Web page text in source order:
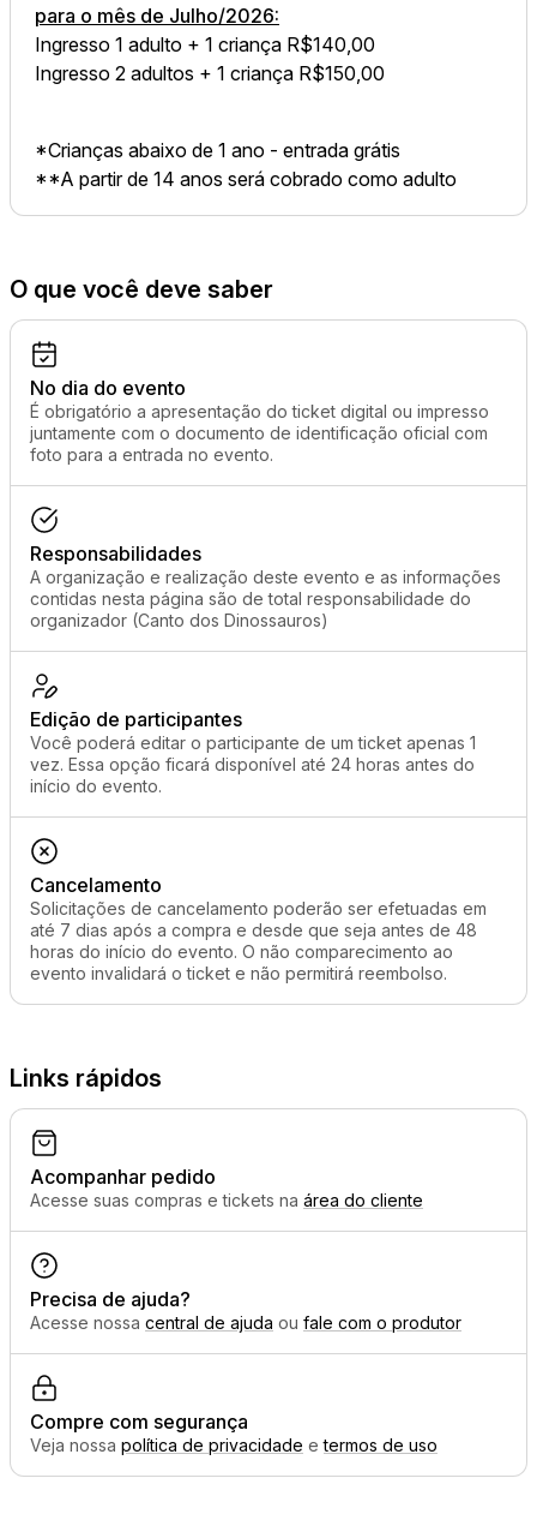
para o mês de Julho/2026:
Ingresso 1 adulto + 1 criança R$140,00
Ingresso 2 adultos + 1 criança R$150,00
*Crianças abaixo de 1 ano - entrada grátis
**A partir de 14 anos será cobrado como adulto
O que você deve saber
No dia do evento
É obrigatório a apresentação do ticket digital ou impresso
juntamente com o documento de identificação oficial com
foto para a entrada no evento.
Responsabilidades
A organização e realização deste evento e as informações
contidas nesta página são de total responsabilidade do
organizador (Canto dos Dinossauros)
Edição de participantes
Você poderá editar o participante de um ticket apenas 1
vez. Essa opção ficará disponível até 24 horas antes do
início do evento.
Cancelamento
Solicitações de cancelamento poderão ser efetuadas em
até 7 dias após a compra e desde que seja antes de 48
horas do início do evento. O não comparecimento ao
evento invalidará o ticket e não permitirá reembolso.
Links rápidos
Acompanhar pedido
Acesse suas compras e tickets na área do cliente
Precisa de ajuda?
Acesse nossa central de ajuda ou fale com o produtor
Compre com segurança
Veja nossa política de privacidade etermos de uso